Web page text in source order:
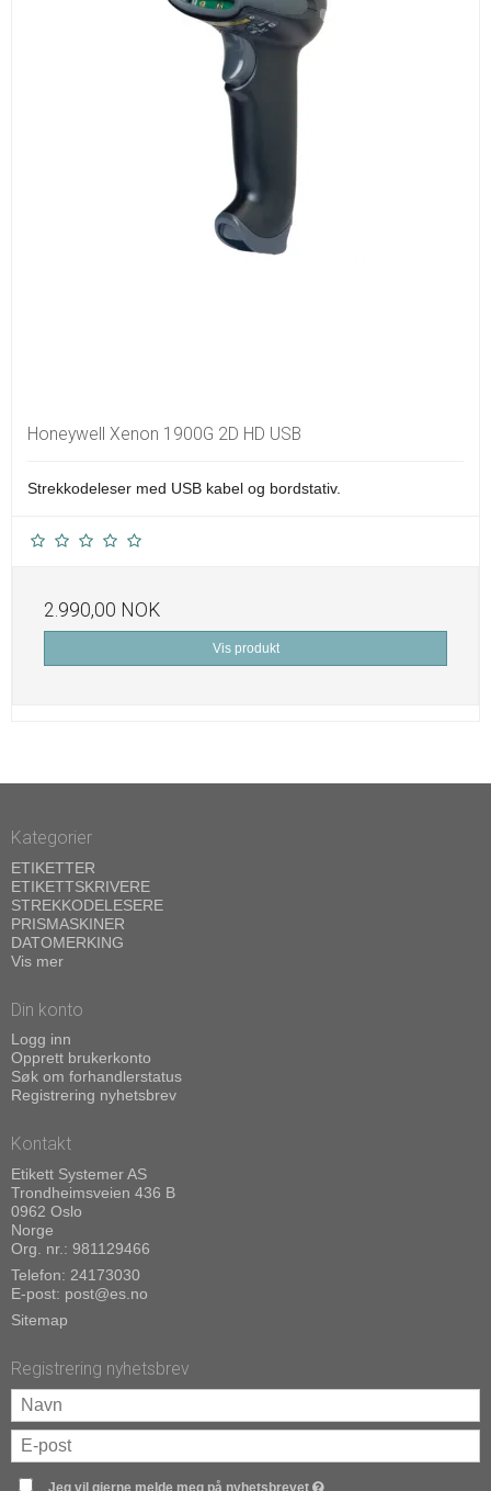
Honeywell Xenon 1900G 2D HD USB
Strekkodeleser med USB kabel og bordstativ.
2.990,00 NOK
Vis produkt
Kategorier
ETIKETTER
ETIKETTSKRIVERE
STREKKODELESERE
PRISMASKINER
DATOMERKING
Vis mer
Din konto
Logg inn
Opprett brukerkonto
Søk om forhandlerstatus
Registrering nyhetsbrev
Kontakt
Etikett Systemer AS
Trondheimsveien 436 B
0962 Oslo
Norge
Org. nr.: 981129466
Telefon: 24173030
E-post: post@es.no
Sitemap
Registrering nyhetsbrev